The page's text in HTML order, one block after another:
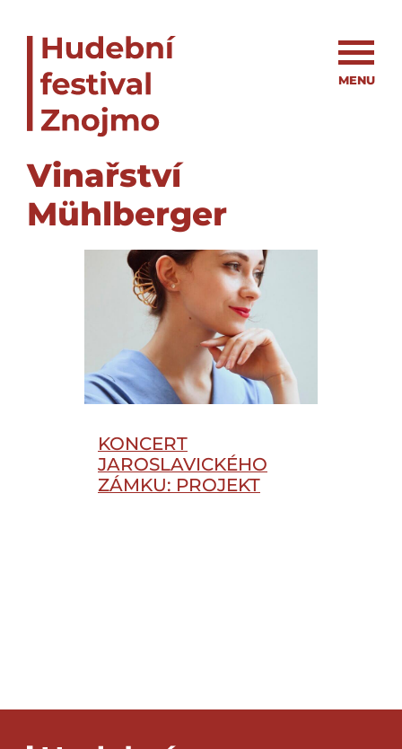
MENU
Vinařství
Mühlberger
KONCERT
JAROSLAVICKÉHO
ZÁMKU: PROJEKT